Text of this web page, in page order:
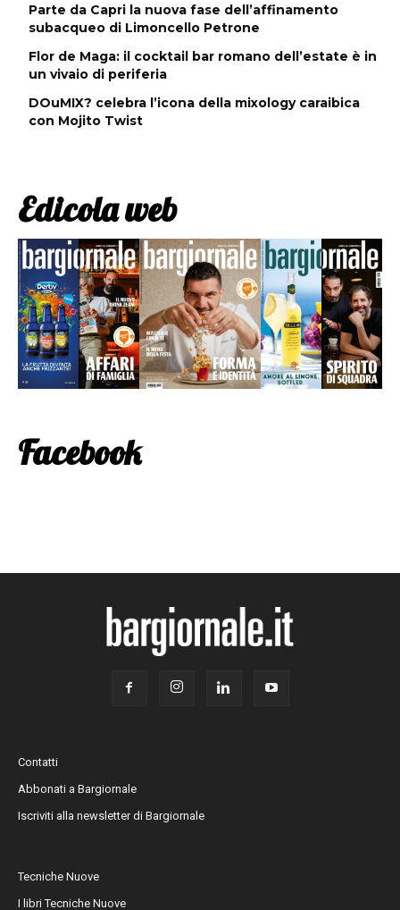
Parte da Capri la nuova fase dell’affinamento
subacqueo di Limoncello Petrone
Flor de Maga: il cocktail bar romano dell’estate è in
un vivaio di periferia
DOuMIX? celebra l’icona della mixology caraibica
con Mojito Twist
Edicola web
Facebook
Contatti
Abbonati a Bargiornale
Iscriviti alla newsletter di Bargiornale
Tecniche Nuove
I libri Tecniche Nuove